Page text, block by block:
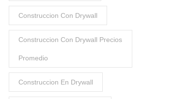
Construccion Con Drywall
Construccion Con Drywall Precios
Promedio
Construccion En Drywall